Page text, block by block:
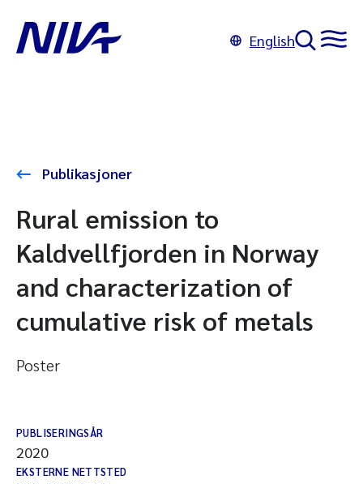
English
Publikasjoner
Rural emission to
Kaldvellfjorden in Norway
and characterization of
cumulative risk of metals
Poster
PUBLISERINGSÅR
2020
EKSTERNE NETTSTED